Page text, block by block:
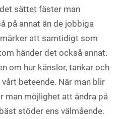
sättet fäster man
på annat än de jobbiga
att samtidigt som
händer det också annat.
om hur känslor, tankar och
beteende. När man blir
man möjlighet att ändra på
stöder ens välmående.